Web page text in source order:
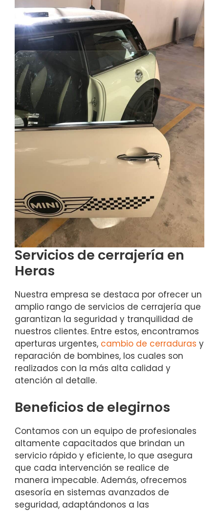
Servicios de cerrajería en
Heras
Nuestra empresa se destaca por ofrecer un
amplio rango de servicios de cerrajería que
garantizan la seguridad y tranquilidad de
nuestros clientes. Entre estos, encontramos
aperturas urgentes, cambio de cerraduras y
reparación de bombines, los cuales son
realizados con la más alta calidad y
atención al detalle.
Beneficios de elegirnos
Contamos con un equipo de profesionales
altamente capacitados que brindan un
servicio rápido y eficiente, lo que asegura
que cada intervención se realice de
manera impecable. Además, ofrecemos
asesoría en sistemas avanzados de
seguridad, adaptándonos a las